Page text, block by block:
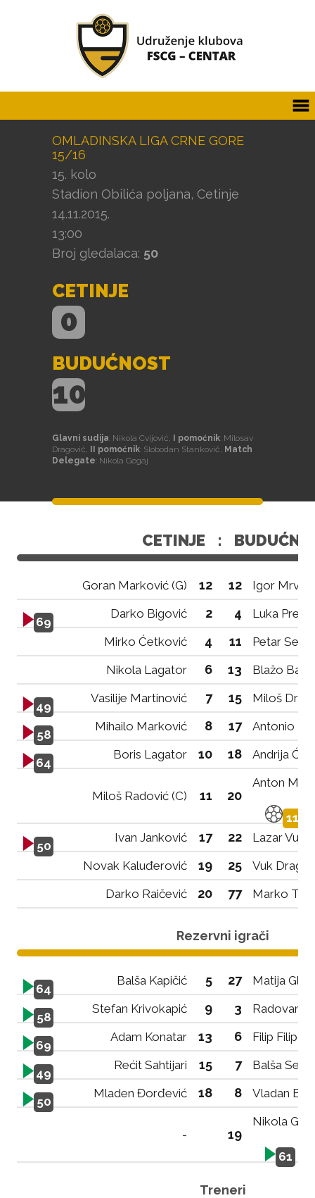
OMLADINSKA LIGA CRNE GORE
15/16
15. kolo
Stadion Obilića poljana, Cetinje
14.11.2015.
13:00
Broj gledalaca: 50
CETINJE
0
BUDUĆNOST
10
Glavni sudija: Nikola Cvijović, I pomoćnik: Milosav
Dragović,
II pomoćnik: Slobodan Stanković, Match
Delegate: Nikola Gegaj
CETINJE :
Goran Marković (G) 12 12 Igor
69
Darko Bigović 2 4
Luka
Mirko Ćetković
4 11
Petar
Nikola Lagator
6 13 Blažo
49
Vasilije Martinović 7 15 Miloš
58
Mihailo Marković 8 17 Antonio
64
Boris Lagator 10 18 Andrija
Miloš Radović (C) 11 20
Anton
11
50
Ivan Janković 17 22
Lazar
Novak Kaluđerović
19 25
Vuk
Darko Raičević
20 77 Marko Tući
Rezervni igrači
64
Balša Kapičić 5 27 Matija
58
Stefan Krivokapić 9 3 Radovan
69
Adam Konatar 13 6 Filip
49
Rećit Sahtijari 15 7 Balša
50
Mladen Đorđević 18 8 Vladan
- 19
Nikola
61
Treneri